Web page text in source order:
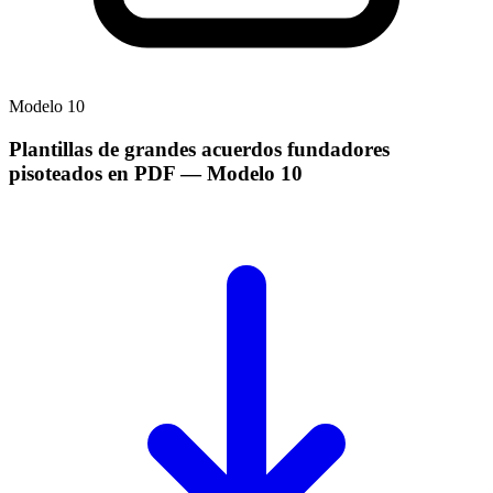
Modelo 10
Plantillas de grandes acuerdos fundadores
pisoteados en PDF— Modelo 10